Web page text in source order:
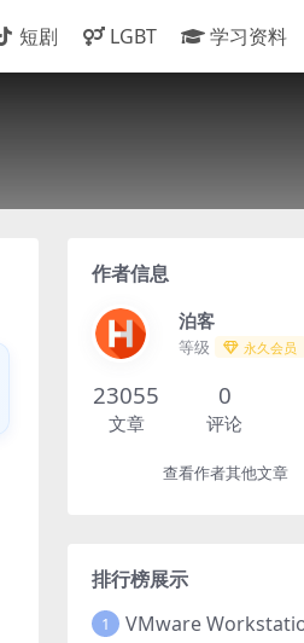
短剧 LGBT 学习资料
作者信息
泊客
等级 永久会员
23055
文章
0
评论
查看作者其他文章
排行榜展示
1